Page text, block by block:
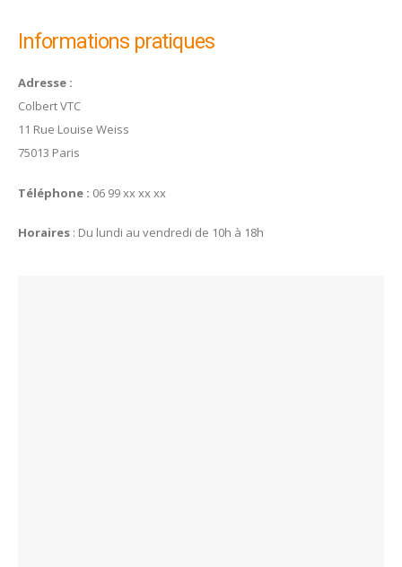
Informations pratiques
Adresse :
Colbert VTC
11 Rue Louise Weiss
75013 Paris
Téléphone : 06 99 xx xx xx
Horaires : Du lundi au vendredi de 10h à 18h